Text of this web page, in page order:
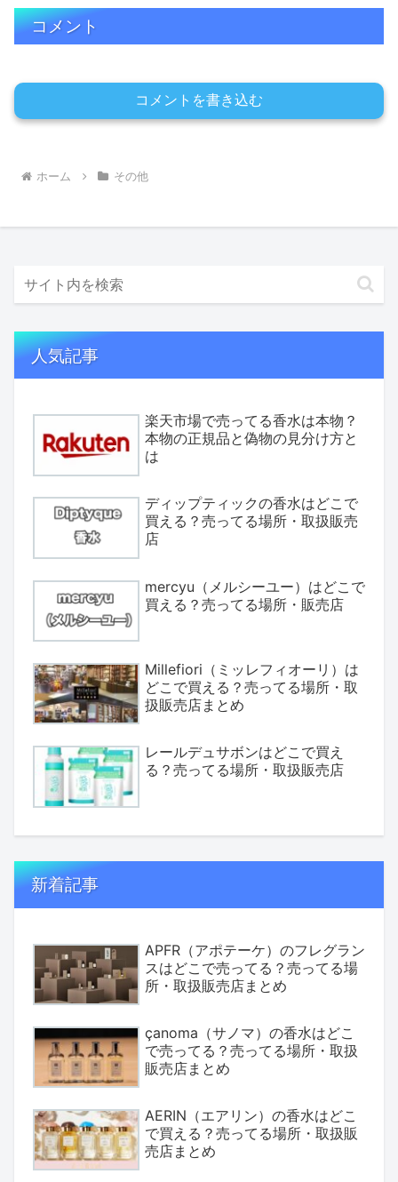
コメント
コメントを書き込む
ホーム その他
人気記事
楽天市場で売ってる香水は本物？
本物の正規品と偽物の見分け方と
は
ディップティックの香水はどこで
買える？売ってる場所・取扱販売
店
mercyu（メルシーユー）はどこで
買える？売ってる場所・販売店
Millefiori（ミッレフィオーリ）は
どこで買える？売ってる場所・取
扱販売店まとめ
レールデュサボンはどこで買え
る？売ってる場所・取扱販売店
新着記事
APFR（アポテーケ）のフレグラン
スはどこで売ってる？売ってる場
所・取扱販売店まとめ
çanoma（サノマ）の香水はどこ
で売ってる？売ってる場所・取扱
販売店まとめ
AERIN（エアリン）の香水はどこ
で買える？売ってる場所・取扱販
売店まとめ